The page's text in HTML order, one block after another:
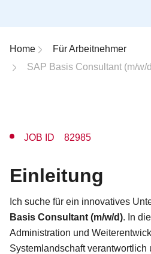
Breadcrumb-Navigation
Home
Für Arbeitnehmer
SAP Basis Consultant (m/w/
JOB ID 82985
Einleitung
Ich suche für ein innovatives
Basis Consultant (m/w/d). In
Administration und
Systemlandschaft verantwortlich